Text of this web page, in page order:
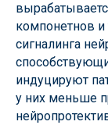
компонетнов и
сигналинга
индуцируют
у них меньше